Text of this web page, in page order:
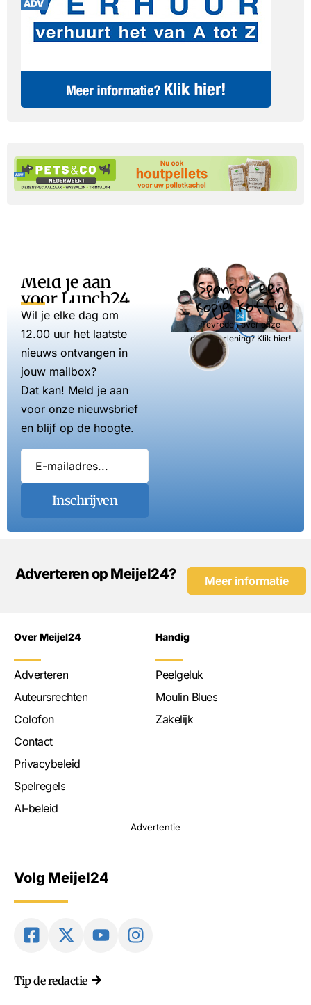
Meld je aan
voor Lunch24
Wil je elke dag om
12.00 uur het laatste
nieuws ontvangen in
jouw mailbox?
Dat kan! Meld je aan
voor onze nieuwsbrief
en blijf op de hoogte.
Inschrijven
Sponsor een
kopje koffie
Tevreden over onze
dienstverlening? Klik hier!
Adverteren op Meijel24? Meer informatie
Over Meijel24
Adverteren
Auteursrechten
Colofon
Contact
Privacybeleid
Spelregels
AI-beleid
Handig
Peelgeluk
Moulin Blues
Zakelijk
Advertentie
Volg Meijel24
Tip de redactie